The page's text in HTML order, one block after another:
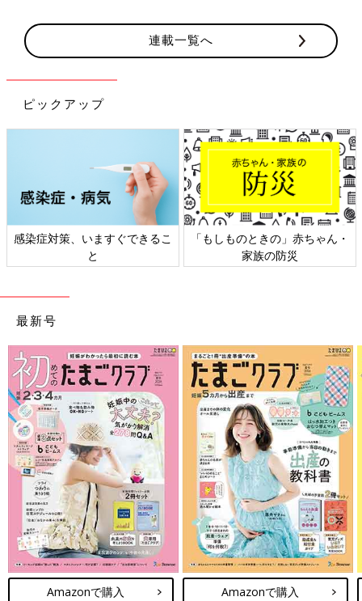
連載一覧へ
ピックアップ
感染症対策、いますぐできるこ
と
「もしものときの」赤ちゃん・
家族の防災
最新号
Amazonで購入 Amazonで購入